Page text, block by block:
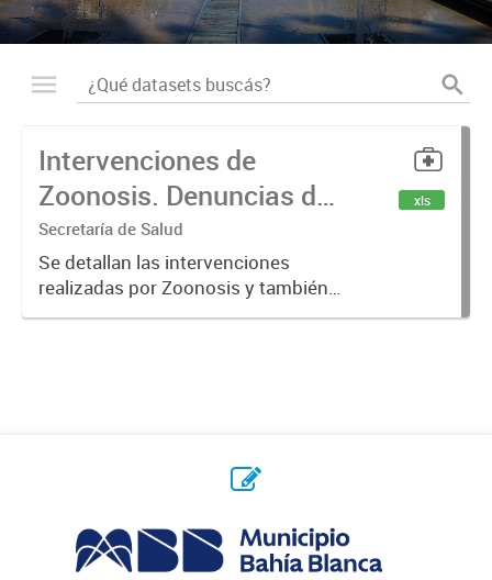
Intervenciones de
Zoonosis. Denuncias de
Mordeduras de Caninos
y Felinos
Secretaría de Salud
Se detallan las intervenciones
realizadas por Zoonosis y también
denuncias realizadas de
xls